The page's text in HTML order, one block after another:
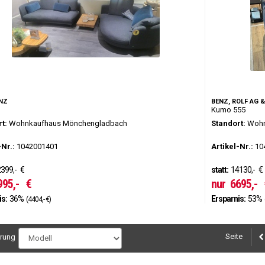
Wohnkaufhaus Mönchengladbach
1042001401
€
€
36% (4404,- €)
BENZ, ROLF AG
Kumo 555
Standort:
Artikel-Nr.:
statt: 14130,- €
nur 6695,-
Ersparnis: 53%
Seite